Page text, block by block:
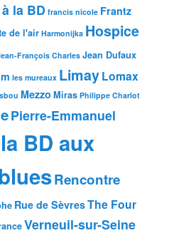
la BD francis nicole Frantz
de l'air Harmonijka Hospice
François Charles Jean Dufaux
les mureaux LimayLomax
Mezzo Miras Philippe Charlot
Pierre-Emmanuel
BD aux
Rencontre
Rue de SèvresThe Four
Verneuil-sur-Seine